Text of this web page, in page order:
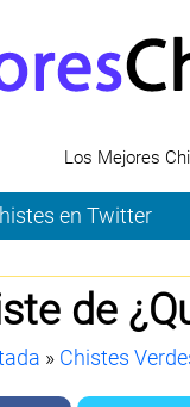
Los Mejores
en Twitter
de
» Chistes